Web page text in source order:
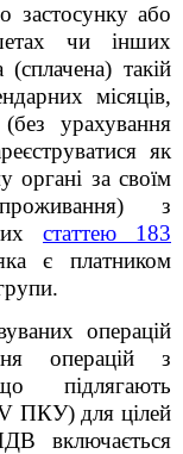
застосунку або
чи інших
такій
місяців,
урахування
як
органі за своїм
з
статтею 183
є платником
операцій
операцій з
підлягають
ПКУ) для цілей
включається